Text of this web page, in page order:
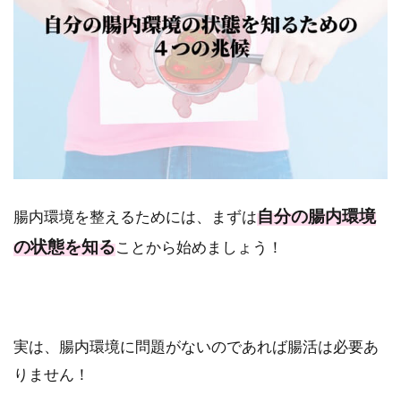
腸内環境を整えるためには、まずは自分の腸内環境
の状態を知ることから始めましょう！
実は、腸内環境に問題がないのであれば腸活は必要あ
りません！